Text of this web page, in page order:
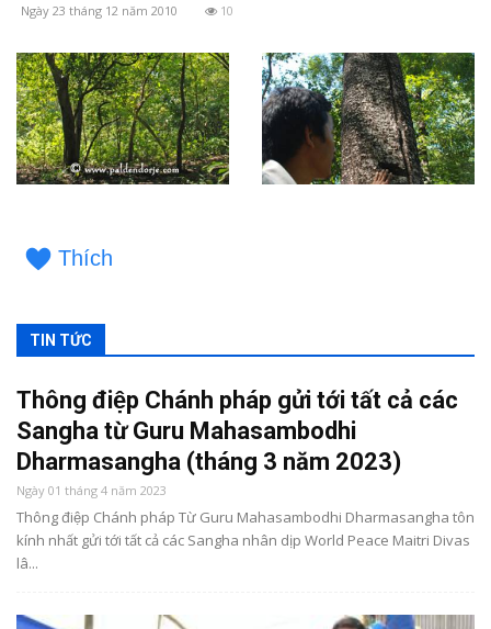
Ngày 23 tháng 12 năm 2010 10
Thích
TIN TỨC
Thông điệp Chánh pháp gửi tới tất cả các
Sangha từ Guru Mahasambodhi
Dharmasangha (tháng 3 năm 2023)
Ngày 01 tháng 4 năm 2023
Thông điệp Chánh pháp Từ Guru Mahasambodhi Dharmasangha tôn
kính nhất gửi tới tất cả các Sangha nhân dịp World Peace Maitri Divas
lâ...